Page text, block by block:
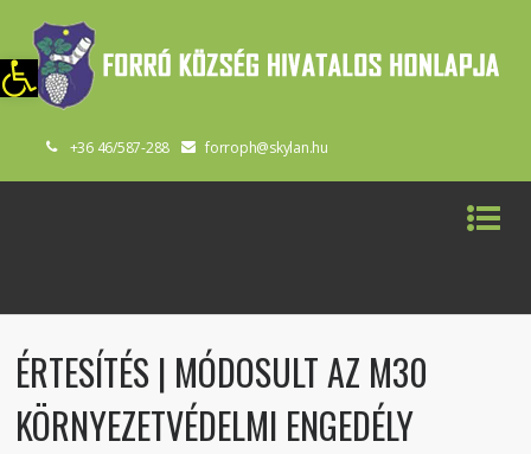
Eszköztár megnyitása
+36 46/587-288 forroph@skylan.hu
ÉRTESÍTÉS | MÓDOSULT AZ M30
KÖRNYEZETVÉDELMI ENGEDÉLY